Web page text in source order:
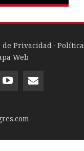
de Privacidad · Política
Web